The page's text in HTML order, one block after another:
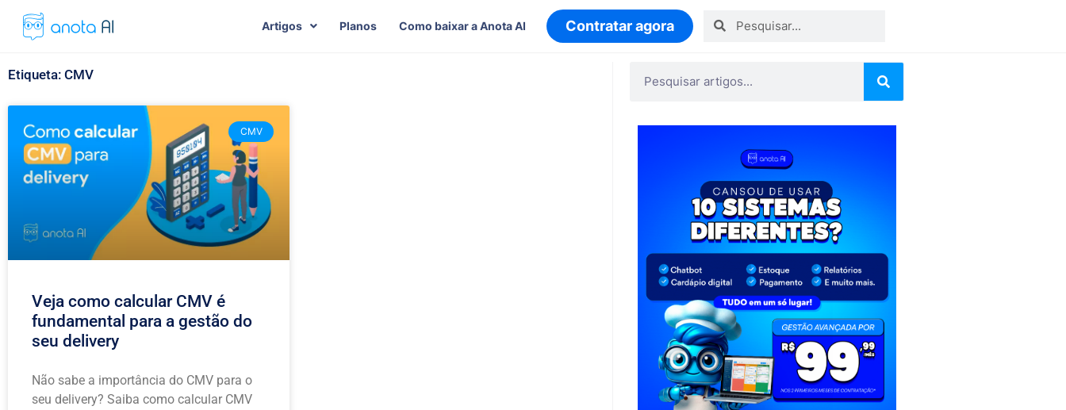
Artigos Planos Como baixar a Anota AI Contratar agora
Etiqueta: CMV
CMV
Veja como calcular CMV é
fundamental para a gestão do
seu delivery
Não sabe a importância do CMV para o
seu delivery? Saiba como calcular CMV